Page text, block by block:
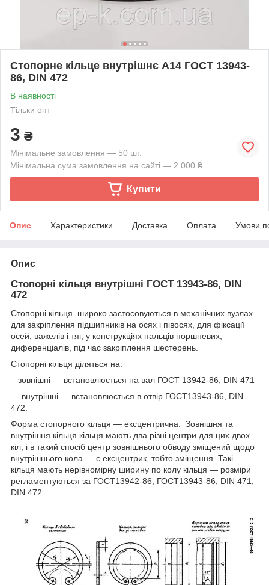
Стопорне кільце внутрішнє А14 ГОСТ 13943-
86, DIN 472
В наявності
Тільки опт
3 ₴
Мінімальне замовлення — 50 шт.
Мінімальна сума замовлення на сайті — 2 000 ₴
Купити
Опис Характеристики Доставка Оплата Умови
Опис
Стопорні кільця внутрішні ГОСТ 13943-86, DIN
472
Стопорні кільця широко застосовуються в механічних вузлах
для закріплення підшипників на осях і півосях, для фіксації
осей, важелів і тяг, у конструкціях пальців поршневих,
диференціалів, під час закріплення шестерень.
Стопорні кільця діляться на:
– зовнішні — встановлюється на вал ГОСТ 13942-86, DIN 471
— внутрішні — встановлюється в отвір ГОСТ13943-86, DIN
472.
Форма стопорного кільця — ексцентрична. Зовнішня та
внутрішня кільця кільця мають два різні центри для цих двох
кіл, і в такий спосіб центр зовнішнього обводу зміщений щодо
внутрішнього кола — є ексцентрик, тобто зміщення. Такі
кільця мають нерівномірну ширину по колу кільця — розміри
регламентуються за ГОСТ13942-86, ГОСТ13943-86, DIN 471,
DIN 472.